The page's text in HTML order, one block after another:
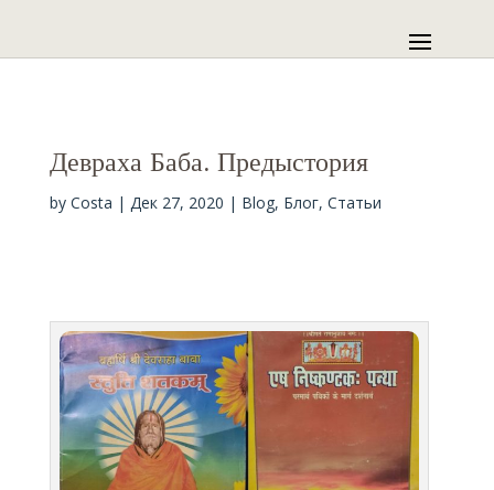
Девраха Баба. Предыстория
by Costa | Дек 27, 2020 | Blog, Блог, Статьи